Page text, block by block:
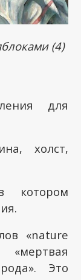
(4)
для
холст,
котором
«nature
«мертвая
Это